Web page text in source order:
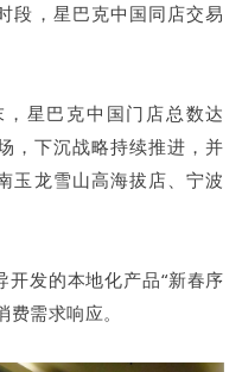
段，星巴克中国同店交易
星巴克中国门店总数达
，下沉战略持续推进，并
玉龙雪山高海拔店、宁波
发的本地化产品“新春序
需求响应。